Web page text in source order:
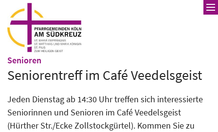
Zum Inhalt springen
Senioren
Seniorentreff im Café Veedelsgeist
Jeden Dienstag ab 14:30 Uhr treffen sich interessierte
Seniorinnen und Senioren im Café Veedelsgeist
(Hürther Str./Ecke Zollstockgürtel). Kommen Sie zu